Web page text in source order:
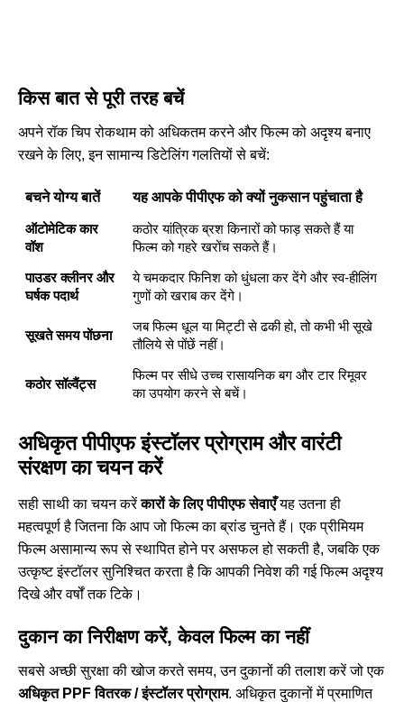
किस बात से पूरी तरह बचें
अपने रॉक चिप रोकथाम को अधिकतम करने और फिल्म को अदृश्य बनाए
रखने के लिए, इन सामान्य डिटेलिंग गलतियों से बचें:
बचने योग्य बातें यह आपके पीपीएफ को क्यों नुकसान पहुंचाता है
ऑटोमेटिक कार
वॉश
कठोर यांत्रिक ब्रश किनारों को फाड़ सकते हैं या
फिल्म को गहरे खरोंच सकते हैं।
पाउडर क्लीनर और
घर्षक पदार्थ
ये चमकदार फिनिश को धुंधला कर देंगे और स्व-हीलिंग
गुणों को खराब कर देंगे।
सूखते समय पोंछना
जब फिल्म धूल या मिट्टी से ढकी हो, तो कभी भी सूखे
तौलिये से पोंछें नहीं।
कठोर सॉल्वैंट्स
फिल्म पर सीधे उच्च रासायनिक बग और टार रिमूवर
का उपयोग करने से बचें।
अधिकृत पीपीएफ इंस्टॉलर प्रोग्राम और वारंटी
संरक्षण का चयन करें
सही साथी का चयन करेंकारों के लिए पीपीएफ सेवाएँयह उतना ही
महत्वपूर्ण है जितना कि आप जो फिल्म का ब्रांड चुनते हैं। एक प्रीमियम
फिल्म असामान्य रूप से स्थापित होने पर असफल हो सकती है, जबकि एक
उत्कृष्ट इंस्टॉलर सुनिश्चित करता है कि आपकी निवेश की गई फिल्म अदृश्य
दिखे और वर्षों तक टिके।
दुकान का निरीक्षण करें, केवल फिल्म का नहीं
सबसे अच्छी सुरक्षा की खोज करते समय, उन दुकानों की तलाश करें जो एक
अधिकृत PPF वितरक / इंस्टॉलर प्रोग्राम. अधिकृत दुकानों में प्रमाणित